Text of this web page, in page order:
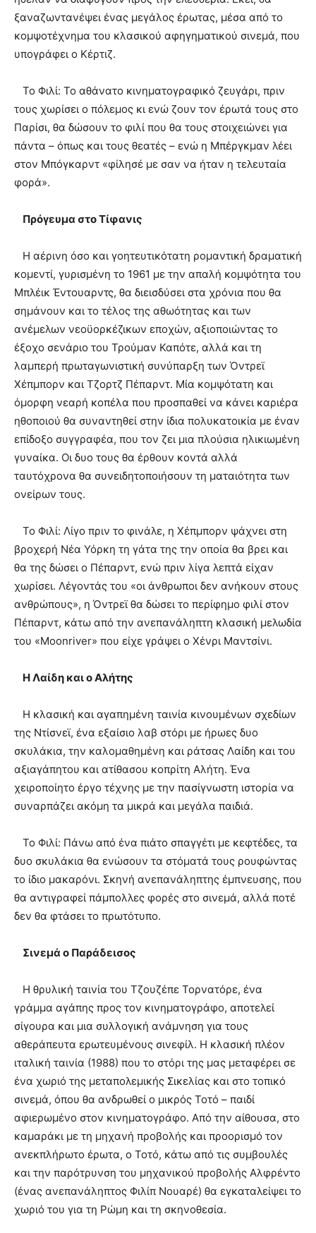
ξαναζωντανέψει ένας μεγάλος έρωτας, μέσα από το
κομψοτέχνημα του κλασικού αφηγηματικού σινεμά, που
υπογράφει ο Κέρτιζ.
Το Φιλί: Το αθάνατο κινηματογραφικό ζευγάρι, πριν
τους χωρίσει ο πόλεμος κι ενώ ζουν τον έρωτά τους στο
Παρίσι, θα δώσουν το φιλί που θα τους στοιχειώνει για
πάντα – όπως και τους θεατές – ενώ η Μπέργκμαν λέει
στον Μπόγκαρντ «φίλησέ με σαν να ήταν η τελευταία
φορά».
Πρόγευμα στο Τίφανις
Η αέρινη όσο και γοητευτικότατη ρομαντική δραματική
κομεντί, γυρισμένη το 1961 με την απαλή κομψότητα του
Μπλέικ Έντουαρντς, θα διεισδύσει στα χρόνια που θα
σημάνουν και το τέλος της αθωότητας και των
ανέμελων νεοϋορκέζικων εποχών, αξιοποιώντας το
έξοχο σενάριο του Τρούμαν Καπότε, αλλά και τη
λαμπερή πρωταγωνιστική συνύπαρξη των Όντρεϊ
Χέπμπορν και Τζορτζ Πέπαρντ. Μία κομψότατη και
όμορφη νεαρή κοπέλα που προσπαθεί να κάνει καριέρα
ηθοποιού θα συναντηθεί στην ίδια πολυκατοικία με έναν
επίδοξο συγγραφέα, που τον ζει μια πλούσια ηλικιωμένη
γυναίκα. Οι δυο τους θα έρθουν κοντά αλλά
ταυτόχρονα θα συνειδητοποιήσουν τη ματαιότητα των
ονείρων τους.
Το Φιλί: Λίγο πριν το φινάλε, η Χέπμπορν ψάχνει στη
βροχερή Νέα Υόρκη τη γάτα της την οποία θα βρει και
θα της δώσει ο Πέπαρντ, ενώ πριν λίγα λεπτά είχαν
χωρίσει. Λέγοντάς του «οι άνθρωποι δεν ανήκουν στους
ανθρώπους», η Όντρεϊ θα δώσει το περίφημο φιλί στον
Πέπαρντ, κάτω από την ανεπανάληπτη κλασική μελωδία
του «Moonriver» που είχε γράψει ο Χένρι Μαντσίνι.
Η Λαίδη και ο Αλήτης
H κλασική και αγαπημένη ταινία κινουμένων σχεδίων
της Ντίσνεϊ, ένα εξαίσιο λαβ στόρι με ήρωες δυο
σκυλάκια, την καλομαθημένη και ράτσας Λαίδη και του
αξιαγάπητου και ατίθασου κοπρίτη Αλήτη. Ένα
χειροποίητο έργο τέχνης με την πασίγνωστη ιστορία να
συναρπάζει ακόμη τα μικρά και μεγάλα παιδιά.
Το Φιλί: Πάνω από ένα πιάτο σπαγγέτι με κεφτέδες, τα
δυο σκυλάκια θα ενώσουν τα στόματά τους ρουφώντας
το ίδιο μακαρόνι. Σκηνή ανεπανάληπτης έμπνευσης, που
θα αντιγραφεί πάμπολλες φορές στο σινεμά, αλλά ποτέ
δεν θα φτάσει το πρωτότυπο.
Σινεμά ο Παράδεισος
Η θρυλική ταινία του Τζουζέπε Τορνατόρε, ένα
γράμμα αγάπης προς τον κινηματογράφο, αποτελεί
σίγουρα και μια συλλογική ανάμνηση για τους
αθεράπευτα ερωτευμένους σινεφίλ. Η κλασική πλέον
ιταλική ταινία (1988) που το στόρι της μας μεταφέρει σε
ένα χωριό της μεταπολεμικής Σικελίας και στο τοπικό
σινεμά, όπου θα ανδρωθεί ο μικρός Τοτό – παιδί
αφιερωμένο στον κινηματογράφο. Από την αίθουσα, στο
καμαράκι με τη μηχανή προβολής και προορισμό τον
ανεκπλήρωτο έρωτα, ο Τοτό, κάτω από τις συμβουλές
και την παρότρυνση του μηχανικού προβολής Αλφρέντο
(ένας ανεπανάληπτος Φιλίπ Νουαρέ) θα εγκαταλείψει το
χωριό του για τη Ρώμη και τη σκηνοθεσία.